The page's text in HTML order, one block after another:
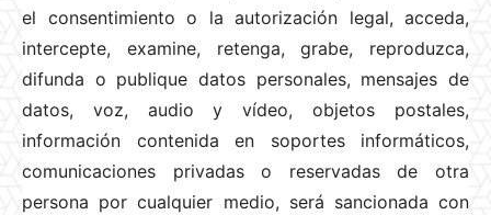
el consentimiento o la autorización legal, acceda,
intercepte, examine, retenga, grabe, reproduzca,
difunda o publique datos personales, mensajes de
datos, voz, audio y vídeo, objetos postales,
información contenida en soportes informáticos,
comunicaciones privadas o reservadas de otra
persona por cualquier medio, será sancionada con